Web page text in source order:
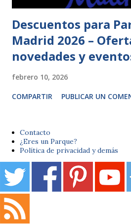
Descuentos para
Madrid 2026 –
novedades y
febrero 10, 2026
COMPARTIR PUBLICAR UN
Contacto
¿Eres un Parque?
Política de privacidad y demás